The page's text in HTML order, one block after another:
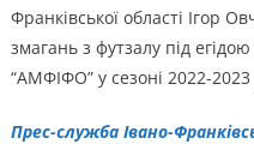
Франківської області Ігор
змагань з футзалу під егідою
“АМФІФО” у сезоні 2022-2023
Прес-служба Івано-